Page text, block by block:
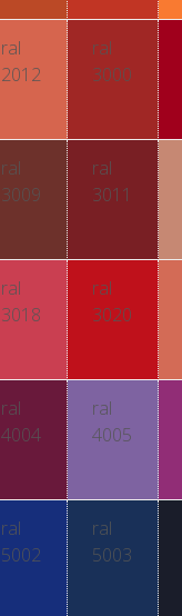
ral
2012
ral
3000
ral
3009
ral
3011
ral
3018
ral
3020
ral
4004
ral
4005
ral
5002
ral
5003